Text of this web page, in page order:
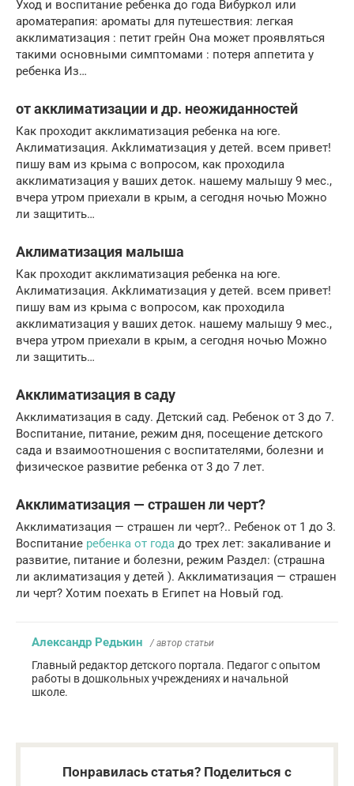
Уход и воспитание ребенка до года Вибуркол или
ароматерапия: ароматы для путешествия: легкая
акклиматизация : петит грейн Она может проявляться
такими основными симптомами : потеря аппетита у
ребенка Из…
от акклиматизации и др. неожиданностей
Как проходит акклиматизация ребенка на юге.
Аклиматизация. Акkлиматизация у детей. всем привет!
пишу вам из крыма с вопросом, как проходила
акклиматизация у ваших деток. нашему малышу 9 мес.,
вчера утром приехали в крым, а сегодня ночью Можно
ли защитить…
Аклиматизация малыша
Как проходит акклиматизация ребенка на юге.
Аклиматизация. Акkлиматизация у детей. всем привет!
пишу вам из крыма с вопросом, как проходила
акклиматизация у ваших деток. нашему малышу 9 мес.,
вчера утром приехали в крым, а сегодня ночью Можно
ли защитить…
Акклиматизация в саду
Акклиматизация в саду. Детский сад. Ребенок от 3 до 7.
Воспитание, питание, режим дня, посещение детского
сада и взаимоотношения с воспитателями, болезни и
физическое развитие ребенка от 3 до 7 лет.
Акклиматизация — страшен ли черт?
Акклиматизация — страшен ли черт?.. Ребенок от 1 до 3.
Воспитание ребенка от года до трех лет: закаливание и
развитие, питание и болезни, режим Раздел: (страшна
ли аклиматизация у детей ). Акклиматизация — страшен
ли черт? Хотим поехать в Египет на Новый год.
Александр Редькин / автор статьи
Главный редактор детского портала. Педагог с опытом
работы в дошкольных учреждениях и начальной
школе.
Понравилась статья? Поделиться с